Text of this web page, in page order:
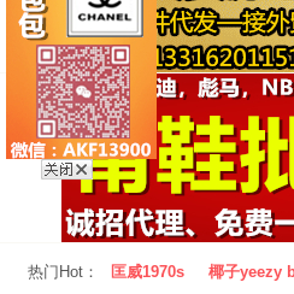
热门Hot： 匡威1970s 椰子yeezy